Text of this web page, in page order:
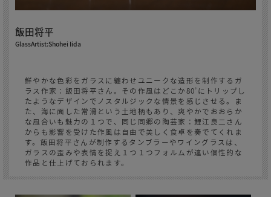
飯田将平
GlassArtist:Shohei Iida
鮮やかな色彩をガラスに纏わせユニークな造形を制作するガ
ラス作家：飯田将平さん。その作風はどこか80’にトリップし
たようなデザインでノスタルジックな情景を感じさせる。ま
た、海に面した常滑という土地柄もあり、爽やかでおおらか
な風合いも魅力の１つで、同じ同郷の陶芸家：鯉江良二さん
からも影響を受けた作風は自由で美しく食卓を奏でてくれま
す。飯田将平さんが制作するタンブラーやワイングラスは、
ガラスの歪みや表情を捉え１つ１つフォルムが違い個性的な
作品と仕上げておられます。